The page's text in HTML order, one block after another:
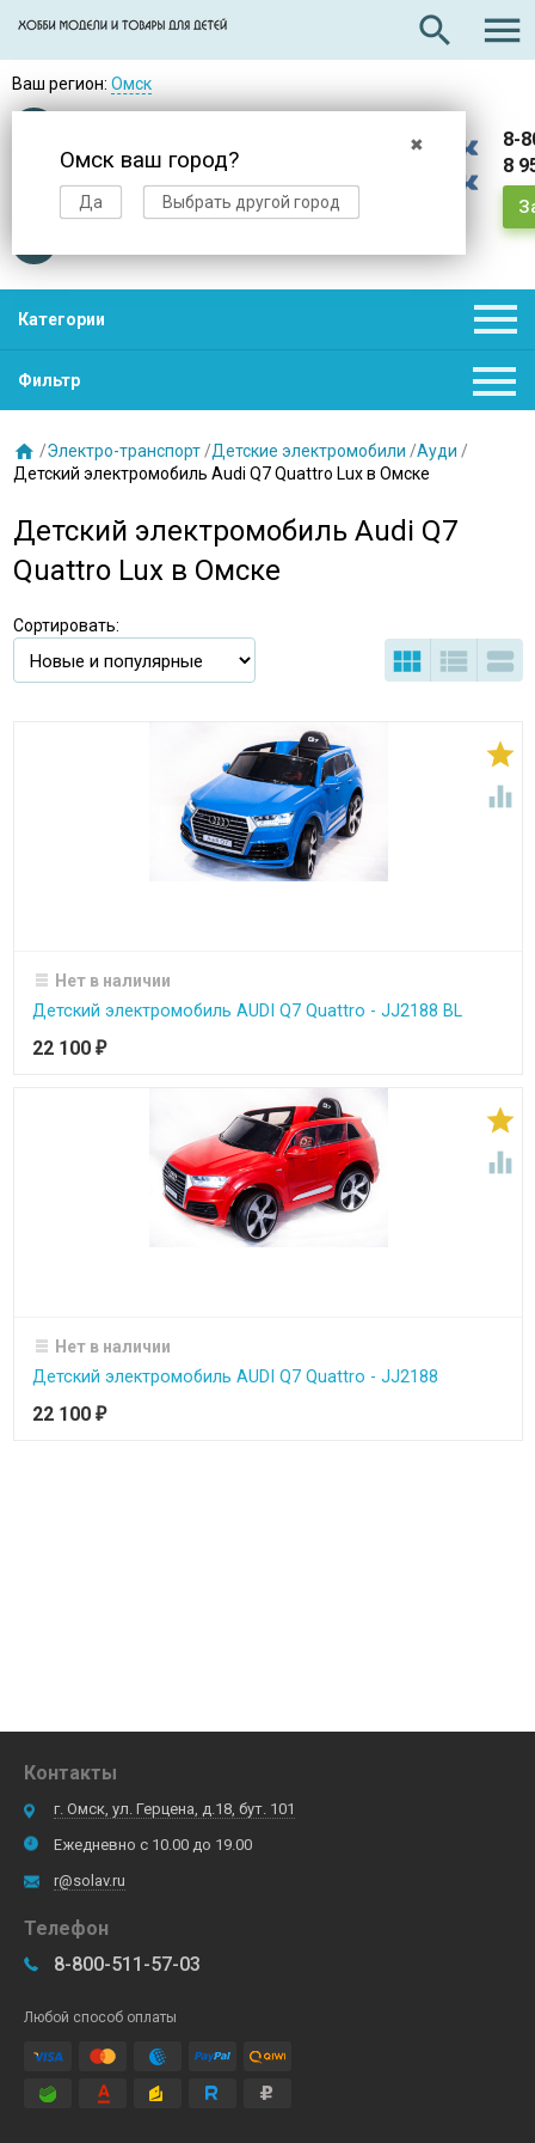
search 
Ваш регион: Омск
✖
Омск ваш город?
Да Выбрать другой город
Доставкав день заказа
8-
8
Категории 
Фильтр 
 /Электро-транспорт /Детские электромобили /Ауди /
Детский электромобиль Audi Q7 Quattro Lux в Омске
Детский электромобиль Audi Q7
Quattro Lux в Омске
Сортировать:
  


Нет в наличии
Детский электромобиль AUDI Q7 Quattro - JJ2188 BL
22 100 ₽


Нет в наличии
Детский электромобиль AUDI Q7 Quattro - JJ2188
22 100 ₽
Контакты
г. Омск, ул. Герцена, д.18, бут. 101
Ежедневно с 10.00 до 19.00
r@solav.ru
Телефон
8-800-511-57-03
Любой способ оплаты